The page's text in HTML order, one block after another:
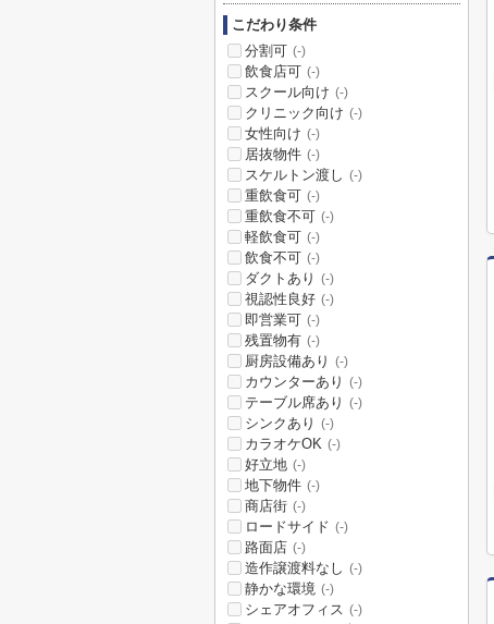
こだわり条件
分割可 (-)
飲食店可 (-)
スクール向け (-)
クリニック向け (-)
女性向け (-)
居抜物件 (-)
スケルトン渡し (-)
重飲食可 (-)
重飲食不可 (-)
軽飲食可 (-)
飲食不可 (-)
ダクトあり (-)
視認性良好 (-)
即営業可 (-)
残置物有 (-)
厨房設備あり (-)
カウンターあり (-)
テーブル席あり (-)
シンクあり (-)
カラオケOK (-)
好立地 (-)
地下物件 (-)
商店街 (-)
ロードサイド (-)
路面店 (-)
造作譲渡料なし (-)
静かな環境 (-)
シェアオフィス (-)